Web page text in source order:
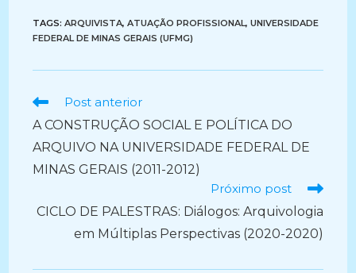
TAGS:ARQUIVISTA, ATUAÇÃO PROFISSIONAL, UNIVERSIDADE
FEDERAL DE MINAS GERAIS (UFMG)
Ler
artigos
Post anterior
A CONSTRUÇÃO SOCIAL E POLÍTICA DO
ARQUIVO NA UNIVERSIDADE FEDERAL DE
MINAS GERAIS (2011-2012)
Próximo post
CICLO DE PALESTRAS: Diálogos: Arquivologia
em Múltiplas Perspectivas (2020-2020)